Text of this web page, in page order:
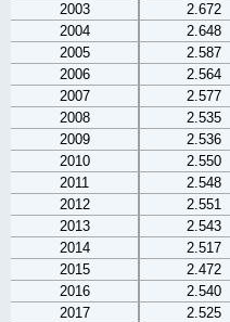
2003
2.672
2004
2.648
2005
2.587
2006
2.564
2007
2.577
2008
2.535
2009
2.536
2010
2.550
2011
2.548
2012
2.551
2013
2.543
2014
2.517
2015
2.472
2016
2.540
2017
2.525